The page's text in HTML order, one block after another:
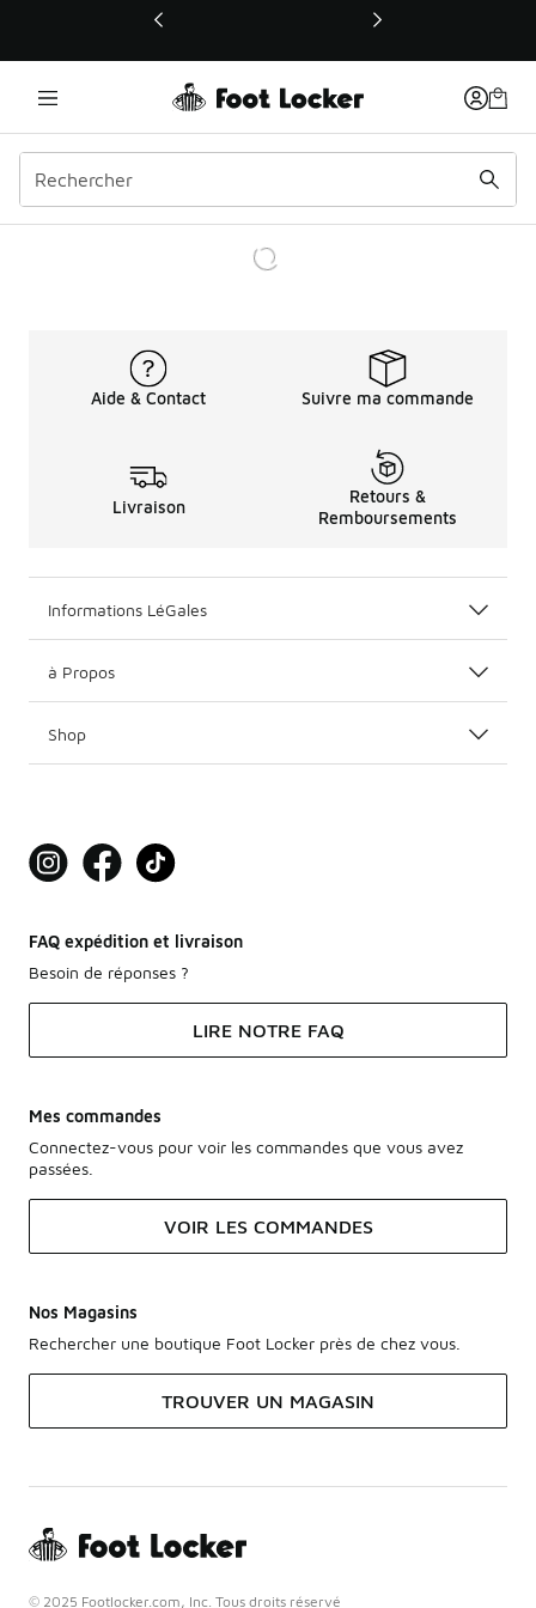
Ce lien ouvrira une nouvelle fenêtre
Aide & Contact Suivre ma commande
Livraison
Retours &
Remboursements
Informations LéGales
à Propos
Shop
FAQ expédition et livraison
Besoin de réponses ?
LIRE NOTRE FAQ
Mes commandes
Connectez-vous pour voir les commandes que vous avez
passées.
VOIR LES COMMANDES
Nos Magasins
Rechercher une boutique Foot Locker près de chez vous.
TROUVER UN MAGASIN
© 2025 Footlocker.com, Inc. Tous droits réservé